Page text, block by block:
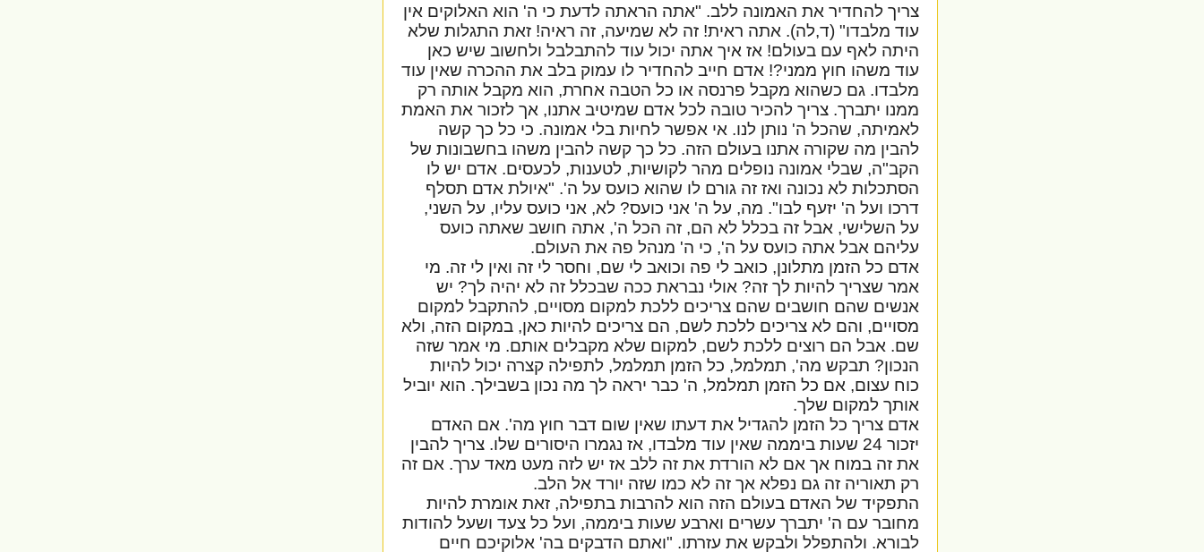
צריך להחדיר את האמונה ללב. "אתה הראתה לדעת כי ה' הוא האלוקים אין
עוד מלבדו" (ד,לה). אתה ראית! זה לא שמיעה, זה ראיה! זאת התגלות שלא
היתה לאף עם בעולם! אז איך אתה יכול עוד להתבלבל ולחשוב שיש כאן
עוד משהו חוץ ממני?! אדם חייב להחדיר לו עמוק בלב את ההכרה שאין עוד
מלבדו. גם כשהוא מקבל פרנסה או כל הטבה אחרת, הוא מקבל אותה רק
ממנו יתברך. צריך להכיר טובה לכל אדם שמיטיב אתנו, אך לזכור את האמת
לאמיתה, שהכל ה' נותן לנו. אי אפשר לחיות בלי אמונה. כי כל כך קשה
להבין מה שקורה אתנו בעולם הזה. כל כך קשה להבין משהו בחשבונות של
הקב"ה, שבלי אמונה נופלים מהר לקושיות, לטענות, לכעסים. אדם יש לו
הסתכלות לא נכונה ואז זה גורם לו שהוא כועס על ה'. "איולת אדם תסלף
דרכו ועל ה' יזעף לבו". מה, על ה' אני כועס? לא, אני כועס עליו, על השני,
על השלישי, אבל זה בכלל לא הם, זה הכל ה', אתה חושב שאתה כועס
עליהם אבל אתה כועס על ה', כי ה' מנהל פה את העולם.
אדם כל הזמן מתלונן, כואב לי פה וכואב לי שם, וחסר לי זה ואין לי זה. מי
אמר שצריך להיות לך זה? אולי נבראת ככה שבכלל זה לא יהיה לך? יש
אנשים שהם חושבים שהם צריכים ללכת למקום מסויים, להתקבל למקום
מסויים, והם לא צריכים ללכת לשם, הם צריכים להיות כאן, במקום הזה, ולא
שם. אבל הם רוצים ללכת לשם, למקום שלא מקבלים אותם. מי אמר שזה
הנכון? תבקש מה', תמלמל, כל הזמן תמלמל, לתפילה קצרה יכול להיות
כוח עצום, אם כל הזמן תמלמל, ה' כבר יראה לך מה נכון בשבילך. הוא יוביל
אותך למקום שלך.
אדם צריך כל הזמן להגדיל את דעתו שאין שום דבר חוץ מה'. אם האדם
יזכור 24 שעות ביממה שאין עוד מלבדו, אז נגמרו היסורים שלו. צריך להבין
את זה במוח אך אם לא הורדת את זה ללב אז יש לזה מעט מאד ערך. אם זה
רק תאוריה זה גם נפלא אך זה לא כמו שזה יורד אל הלב.
התפקיד של האדם בעולם הזה הוא להרבות בתפילה, זאת אומרת להיות
מחובר עם ה' יתברך עשרים וארבע שעות ביממה, ועל כל צעד ושעל להודות
לבורא. ולהתפלל ולבקש את עזרתו. "ואתם הדבקים בה' אלוקיכם חיים